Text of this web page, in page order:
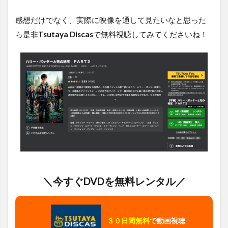
感想だけでなく、実際に映像を通して見たいなと思った
ら是非Tsutaya Discasで無料視聴してみてくださいね！
＼今すぐDVDを無料レンタル／
３０日間無料で動画視聴